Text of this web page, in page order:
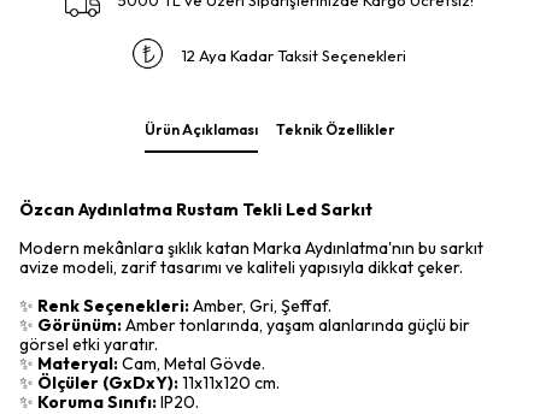
12 Aya Kadar Taksit Seçenekleri
Ürün Açıklaması Teknik Özellikler
Özcan Aydınlatma Rustam Tekli Led Sarkıt
Modern mekânlara şıklık katan Marka Aydınlatma'nın bu sarkıt
avize modeli, zarif tasarımı ve kaliteli yapısıyla dikkat çeker.
✨ Renk Seçenekleri:Amber, Gri, Şeffaf.
✨ Görünüm:Amber tonlarında, yaşam alanlarında güçlü bir
görsel etki yaratır.
✨ Materyal:Cam, Metal Gövde.
✨ Ölçüler (GxDxY):11x11x120 cm.
✨ Koruma Sınıfı:IP20.